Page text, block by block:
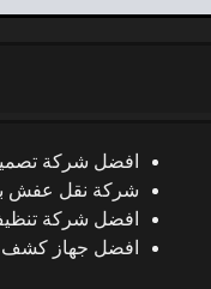
افضل شركة
شركة نقل عفش
افضل شركة
افضل جهاز كشف